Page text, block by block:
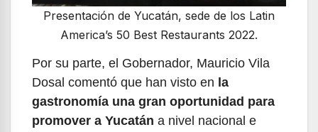
Presentación de Yucatán, sede de los Latin
America’s 50 Best Restaurants 2022.
Por su parte, el Gobernador, Mauricio Vila
Dosal comentó que han visto en la
gastronomía una gran oportunidad para
promover a Yucatán a nivel nacional e